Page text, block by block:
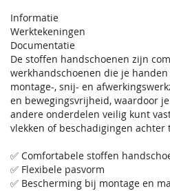
Informatie
Werktekeningen
Documentatie
De stoffen handschoenen zijn
werkhandschoenen die je
montage-, snij- en
en bewegingsvrijheid, waardoor
andere onderdelen veilig kunt
vlekken of beschadigingen achter
✅ Comfortabele stoffen
✅ Flexibele pasvorm
✅ Bescherming bij montage en